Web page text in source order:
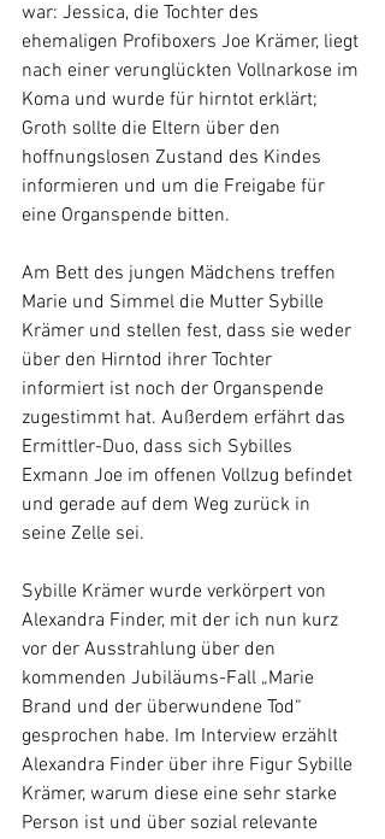
war: Jessica, die Tochter des
ehemaligen Profiboxers Joe Krämer, liegt
nach einer verunglückten Vollnarkose im
Koma und wurde für hirntot erklärt;
Groth sollte die Eltern über den
hoffnungslosen Zustand des Kindes
informieren und um die Freigabe für
eine Organspende bitten.
Am Bett des jungen Mädchens treffen
Marie und Simmel die Mutter Sybille
Krämer und stellen fest, dass sie weder
über den Hirntod ihrer Tochter
informiert ist noch der Organspende
zugestimmt hat. Außerdem erfährt das
Ermittler-Duo, dass sich Sybilles
Exmann Joe im offenen Vollzug befindet
und gerade auf dem Weg zurück in
seine Zelle sei.
Sybille Krämer wurde verkörpert von
Alexandra Finder, mit der ich nun kurz
vor der Ausstrahlung über den
kommenden Jubiläums-Fall „Marie
Brand und der überwundene Tod“
gesprochen habe. Im Interview erzählt
Alexandra Finder über ihre Figur Sybille
Krämer, warum diese eine sehr starke
Person ist und über sozial relevante